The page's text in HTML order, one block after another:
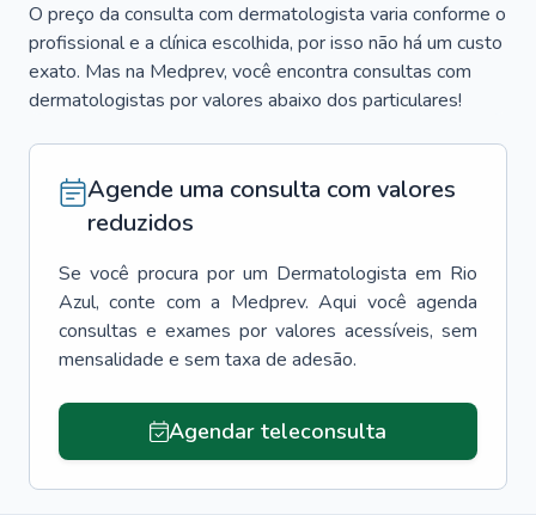
O preço da consulta com dermatologista varia conforme o
profissional e a clínica escolhida, por isso não há um custo
exato. Mas na Medprev, você encontra consultas com
dermatologistas por valores abaixo dos particulares!
Agende uma consulta com valores
reduzidos
Se você procura por um Dermatologista em Rio
Azul, conte com a Medprev. Aqui você agenda
consultas e exames por valores acessíveis, sem
mensalidade e sem taxa de adesão.
Agendar teleconsulta